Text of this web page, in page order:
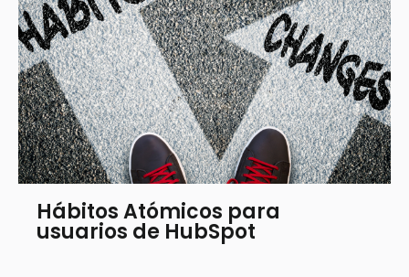
Hábitos Atómicos para
usuarios de HubSpot